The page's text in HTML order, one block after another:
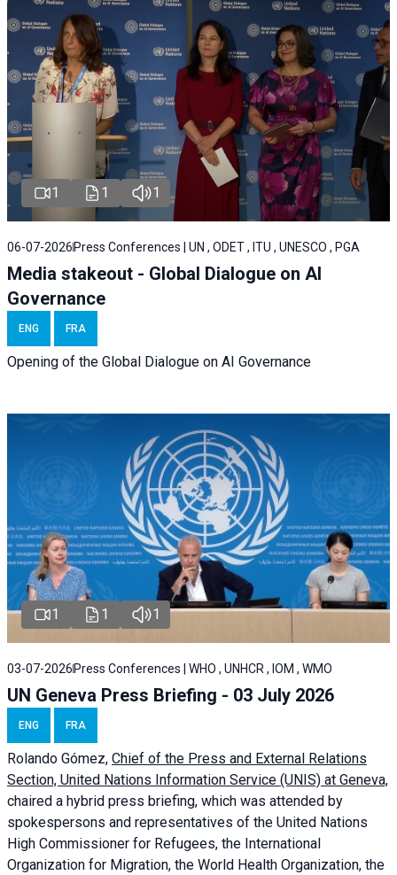
1 1 1
06-07-2026 Press Conferences | UN , ODET , ITU , UNESCO , PGA
Media stakeout - Global Dialogue on AI
Governance
ENG FRA
Opening of the Global Dialogue on AI Governance
1 1 1
03-07-2026 Press Conferences | WHO , UNHCR , IOM , WMO
UN Geneva Press Briefing - 03 July 2026
ENG FRA
Rolando Gómez, Chief of the Press and External Relations
Section, United Nations Information Service (UNIS) at Geneva,
chaired a hybrid press briefing, which was attended by
spokespersons and representatives of the United Nations
High Commissioner for Refugees, the International
Organization for Migration, the World Health Organization, the